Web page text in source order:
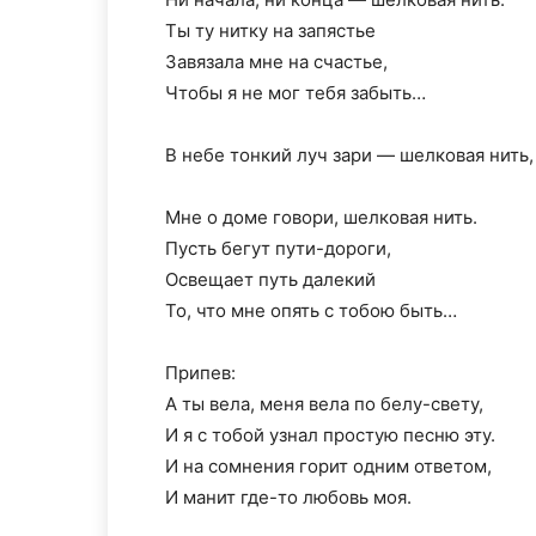
Ты ту нитку на запястье
Завязала мне на счастье,
Чтобы я не мог тебя забыть…
В небе тонкий луч зари — шелковая нить,
Мне о доме говори, шелковая нить.
Пусть бегут пути-дороги,
Освещает путь далекий
То, что мне опять с тобою быть…
Припев:
А ты вела, меня вела по белу-свету,
И я с тобой узнал простую песню эту.
И на сомнения горит одним ответом,
И манит где-то любовь моя.